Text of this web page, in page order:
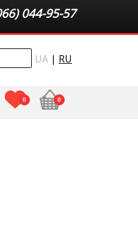
044-95-57
UA | RU
плюс сайз
0 0